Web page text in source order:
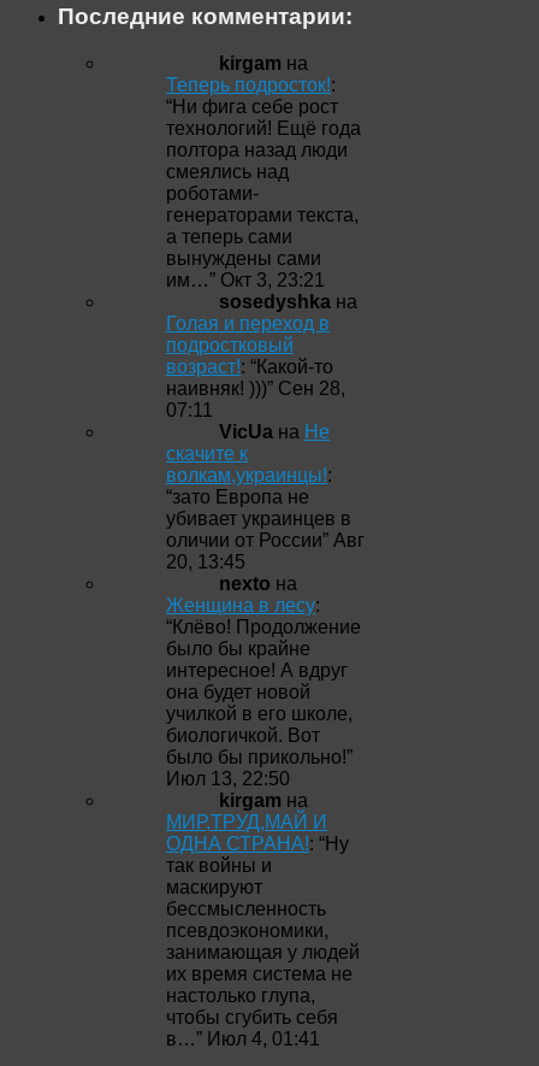
Последние комментарии:
kirgam на
Теперь подросток!:
“Ни фига себе рост
технологий! Ещё года
полтора назад люди
смеялись над
роботами-
генераторами текста,
а теперь сами
вынуждены сами
им…” Окт 3, 23:21
sosedyshka на
Голая и переход в
подростковый
возраст!: “Какой-то
наивняк! )))” Сен 28,
07:11
VicUa на Не
скачите к
волкам,украинцы!:
“зато Европа не
убивает украинцев в
оличии от России” Авг
20, 13:45
nexto на
Женщина в лесу:
“Клёво! Продолжение
было бы крайне
интересное! А вдруг
она будет новой
училкой в его школе,
биологичкой. Вот
было бы прикольно!”
Июл 13, 22:50
kirgam на
МИР,ТРУД,МАЙ И
ОДНА СТРАНА!: “Ну
так войны и
маскируют
бессмысленность
псевдоэкономики,
занимающая у людей
их время система не
настолько глупа,
чтобы сгубить себя
в…” Июл 4, 01:41